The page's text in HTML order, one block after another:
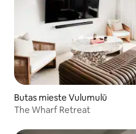
Butas mieste Vulumulū
The Wharf Retreat